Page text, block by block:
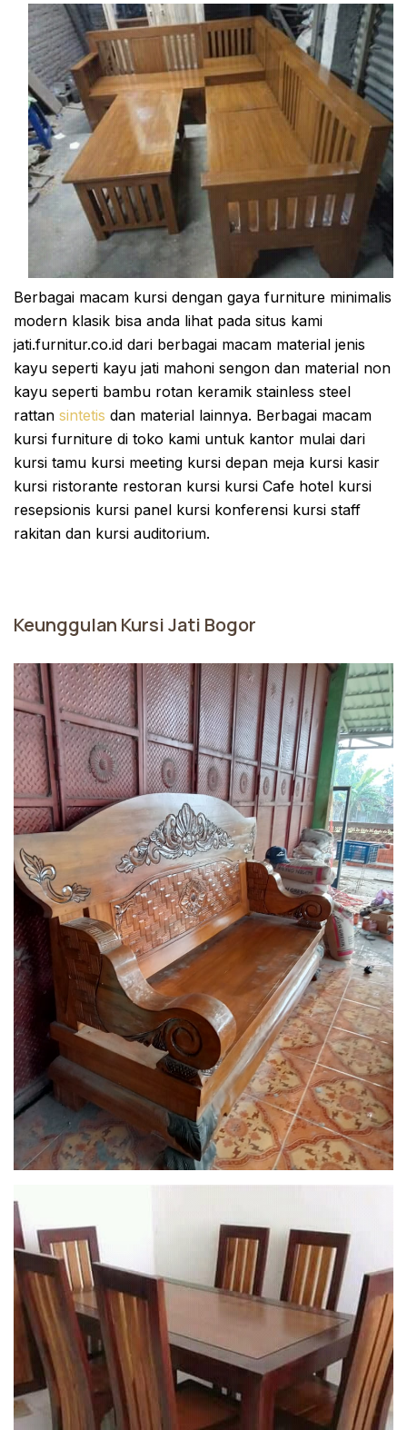
Berbagai macam kursi dengan gaya furniture minimalis
modern klasik bisa anda lihat pada situs kami
jati.furnitur.co.id dari berbagai macam material jenis
kayu seperti kayu jati mahoni sengon dan material non
kayu seperti bambu rotan keramik stainless steel
rattan sintetis dan material lainnya. Berbagai macam
kursi furniture di toko kami untuk kantor mulai dari
kursi tamu kursi meeting kursi depan meja kursi kasir
kursi ristorante restoran kursi kursi Cafe hotel kursi
resepsionis kursi panel kursi konferensi kursi staff
rakitan dan kursi auditorium.
Keunggulan Kursi Jati Bogor